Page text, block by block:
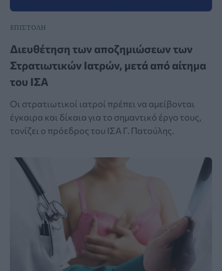
ΕΠΙΣΤΟΛΗ
Διευθέτηση των αποζημιώσεων των
Στρατιωτικών Ιατρών, μετά από αίτημα
του ΙΣΑ
Οι στρατιωτικοί ιατροί πρέπει να αμείβονται
έγκαιρα και δίκαια για το σημαντικό έργο τους,
τονίζει ο πρόεδρος του ΙΣΑ Γ. Πατούλης.